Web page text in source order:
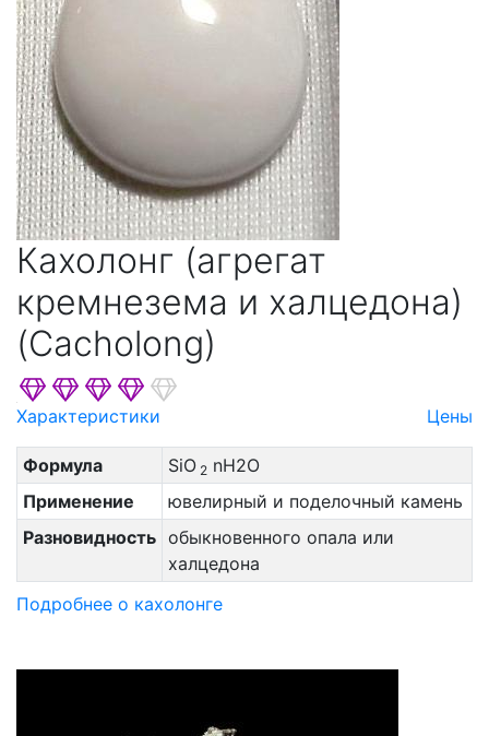
Кахолонг (агрегат
кремнезема и халцедона)
(Cacholong)
Характеристики Цены
Формула SiO2nH2O
Применение
ювелирный и поделочный камень
Разновидность обыкновенного опала или
халцедона
Подробнее о кахолонге